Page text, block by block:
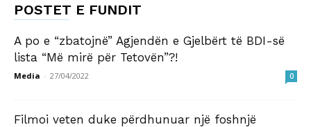
POSTET E FUNDIT
A po e “zbatojnë” Agjendën e Gjelbërt të BDI-së
lista “Më mirë për Tetovën”?!
Media - 27/04/2022 0
Filmoi veten duke përdhunuar një foshnjë